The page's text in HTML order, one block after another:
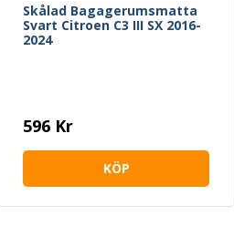
Skålad Bagagerumsmatta
Svart Citroen C3 III SX 2016-
2024
596 Kr
KÖP